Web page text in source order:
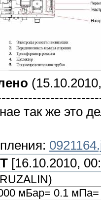
так же это
[16.10.2010,
RUZALIN )
мБар= 0.1